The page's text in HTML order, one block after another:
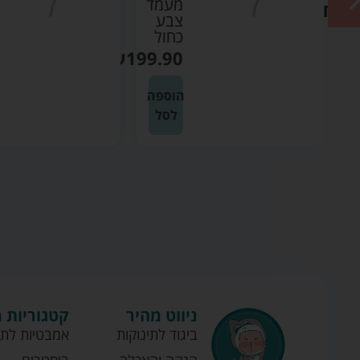
צבע
אפור
₪199.90
הוספה
לסל
ניווט מהיר
ביגוד לתינוקות
אמבטיות